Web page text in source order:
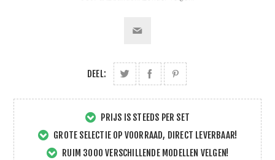
DEEL:
PRIJS IS STEEDS PER SET
GROTE SELECTIE OP VOORRAAD, DIRECT LEVERBAAR!
RUIM 3000 VERSCHILLENDE MODELLEN VELGEN!